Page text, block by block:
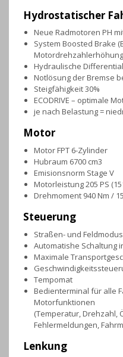
Hydrostatischer
Neue Radmotoren PH
System Boosted Brake
Hydraulische
Notlösung der Bremse
Steigfähigkeit 30%
ECODRIVE – optimale
je nach Belastung =
Motor
Motor FPT 6-Zylinder
Hubraum 6700 cm3
Emisionsnorm Stage V
Motorleistung 205 PS
Drehmoment 940 Nm /
Steuerung
Straßen- und Feldmodus
Automatishe Schaltung
Maximale
Tempomat
Bedienterminal für alle
Motorfunktionen
(Temperatur, Drehzahl,
Fehlermeldungen,
Lenkung